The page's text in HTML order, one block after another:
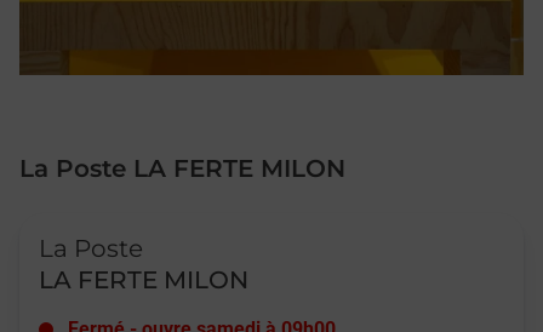
La Poste LA FERTE MILON
La Poste
LA FERTE MILON